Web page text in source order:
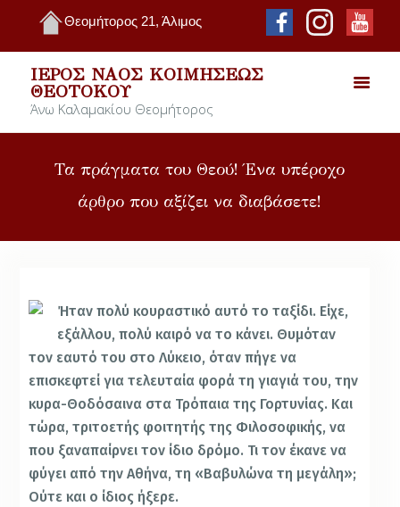
Θεομήτορος 21, Άλιμος
ΙΕΡΌΣ ΝΑΌΣ ΚΟΙΜΉΣΕΩΣ
ΘΕΟΤΌΚΟΥ
Άνω Καλαμακίου Θεομήτορος
Τα πράγματα του Θεού! Ένα υπέροχο
άρθρο που αξίζει να διαβάσετε!
Ήταν πολύ κουραστικό αυτό το ταξίδι. Είχε,
εξάλλου, πολύ καιρό να το κάνει. Θυμόταν
τον εαυτό του στο Λύκειο, όταν πήγε να
επισκεφτεί για τελευταία φορά τη γιαγιά του, την
κυρα-Θοδόσαινα στα Τρόπαια της Γορτυνίας. Και
τώρα, τριτοετής φοιτητής της Φιλοσοφικής, να
που ξαναπαίρνει τον ίδιο δρόμο. Τι τον έκανε να
φύγει από την Αθήνα, τη «Βαβυλώνα τη μεγάλη»;
Ούτε και ο ίδιος ήξερε.